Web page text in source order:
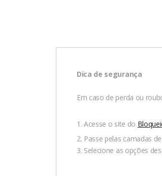
Dica de segurança
Em caso de perda ou
1. Acesse o site do
2. Passe pelas camadas
3. Selecione as opções